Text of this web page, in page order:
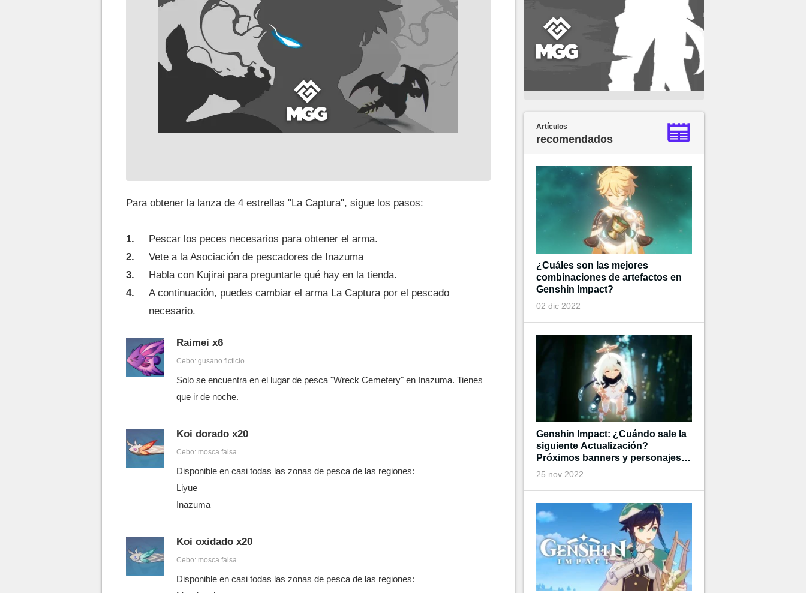
Para obtener la lanza de 4 estrellas "La Captura", sigue los pasos:
Pescar los peces necesarios para obtener el arma.
Vete a la Asociación de pescadores de Inazuma
Habla con Kujirai para preguntarle qué hay en la tienda.
A continuación, puedes cambiar el arma La Captura por el pescado
necesario.
Raimei x6
Cebo: gusano ficticio
Solo se encuentra en el lugar de pesca "Wreck Cemetery" en Inazuma. Tienes
que ir de noche.
Koi dorado x20
Cebo: mosca falsa
Disponible en casi todas las zonas de pesca de las regiones:
Liyue
Inazuma
Koi oxidado x20
Cebo: mosca falsa
Disponible en casi todas las zonas de pesca de las regiones:
Artículos
recomendados
¿Cuáles son las mejores
combinaciones de artefactos en
Genshin Impact?
02 dic 2022
Genshin Impact: ¿Cuándo sale la
siguiente Actualización?
Próximos banners y personajes
disponibles
25 nov 2022